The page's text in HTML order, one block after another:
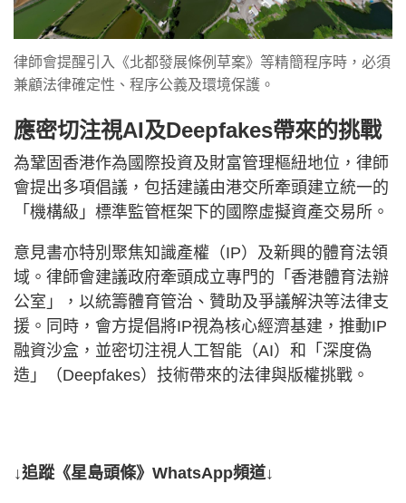
律師會提醒引入《北都發展條例草案》等精簡程序時，必須
兼顧法律確定性、程序公義及環境保護。
應密切注視AI及Deepfakes帶來的挑戰
為鞏固香港作為國際投資及財富管理樞紐地位，律師
會提出多項倡議，包括建議由港交所牽頭建立統一的
「機構級」標準監管框架下的國際虛擬資產交易所。
意見書亦特別聚焦知識產權（IP）及新興的體育法領
域。律師會建議政府牽頭成立專門的「香港體育法辦
公室」，以統籌體育管治、贊助及爭議解決等法律支
援。同時，會方提倡將IP視為核心經濟基建，推動IP
融資沙盒，並密切注視人工智能（AI）和「深度偽
造」（Deepfakes）技術帶來的法律與版權挑戰。
↓追蹤《星島頭條》WhatsApp頻道↓